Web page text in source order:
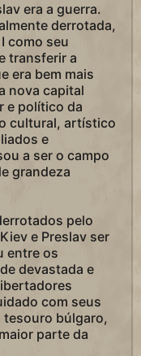
era a guerra.
derrotada,
como seu
transferir a
era bem mais
nova capital
e político da
cultural, artístico
e
a ser o campo
grandeza
pelo
e Preslav ser
entre os
devastada e
com seus
tesouro búlgaro,
parte da